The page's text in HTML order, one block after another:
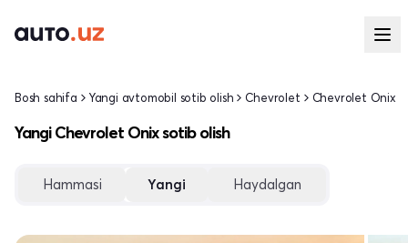
Bosh sahifa Yangi avtomobil sotib olish Chevrolet Chevrolet Onix
Yangi Chevrolet Onix sotib olish
Hammasi Yangi Haydalgan